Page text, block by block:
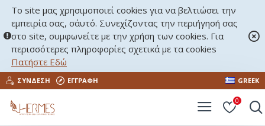
Το site μας χρησιμοποιεί cookies για να βελτιώσει την
εμπειρία σας, σ΄αυτό. Συνεχίζοντας την περιήγησή σας
στο site, συμφωνείτε με την χρήση των cookies. Για
περισσότερες πληροφορίες σχετικά με τα cookies
Πατήστε Εδώ
ΣΎΝΔΕΣΗ ΕΓΓΡΑΦΉ GREEK
0